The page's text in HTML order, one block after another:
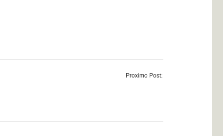
Proximo Post: